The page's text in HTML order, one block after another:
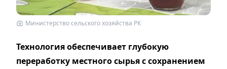
Министерство сельского хозяйства РК
Технология обеспечивает глубокую
переработку местного сырья с сохранением